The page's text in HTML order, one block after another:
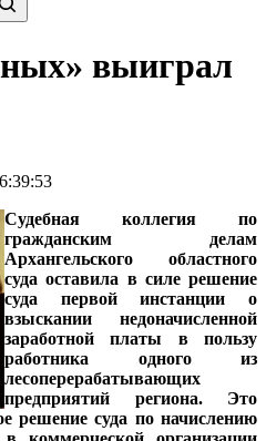
выиграл
Судебная коллегия по
гражданским делам
Архангельского областного
суда оставила в силе решение
суда первой инстанции о
взыскании недоначисленной
заработной платы в пользу
работника одного из
лесоперерабатывающих
предприятий региона. Это
решение суда по начислению